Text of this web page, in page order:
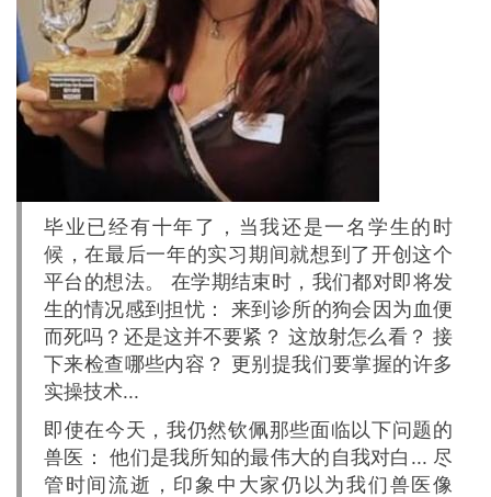
毕业已经有十年了，当我还是一名学生的时
候，在最后一年的实习期间就想到了开创这个
平台的想法。 在学期结束时，我们都对即将发
生的情况感到担忧： 来到诊所的狗会因为血便
而死吗？还是这并不要紧？ 这放射怎么看？ 接
下来检查哪些内容？ 更别提我们要掌握的许多
实操技术...
即使在今天，我仍然钦佩那些面临以下问题的
兽医： 他们是我所知的最伟大的自我对白... 尽
管时间流逝，印象中大家仍以为我们兽医像